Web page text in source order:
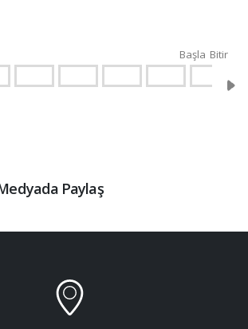
Başla Bitir
Paylaş